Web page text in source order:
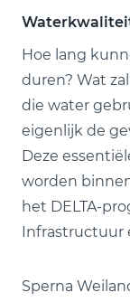
Hoe lang
duren? Wat
die water
eigenlijk de
Deze
worden
het DELTA-
Infrastructuur
Sperna